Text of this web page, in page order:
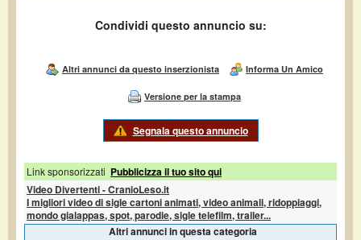
Condividi questo annuncio su:
Altri annunci da questo inserzionista Informa Un Amico
Versione per la stampa
Segnala questo annuncio
Link sponsorizzati Pubblicizza il tuo sito qui
Video Divertenti - CranioLeso.it
I migliori video di sigle cartoni animati, video animali, ridoppiaggi,
mondo gialappas, spot, parodie, sigle telefilm, trailer...
Altri annunci in questa categoria